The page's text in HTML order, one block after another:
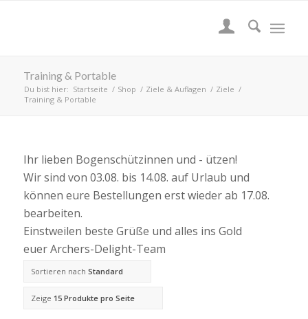
Training & Portable
Du bist hier: Startseite / Shop / Ziele & Auflagen / Ziele /
Training & Portable
Ihr lieben Bogenschützinnen und - ützen!
Wir sind von 03.08. bis 14.08. auf Urlaub und
können eure Bestellungen erst wieder ab 17.08.
bearbeiten.
Einstweilen beste Grüße und alles ins Gold
euer Archers-Delight-Team
Sortieren nach Standard
Zeige 15 Produkte pro Seite